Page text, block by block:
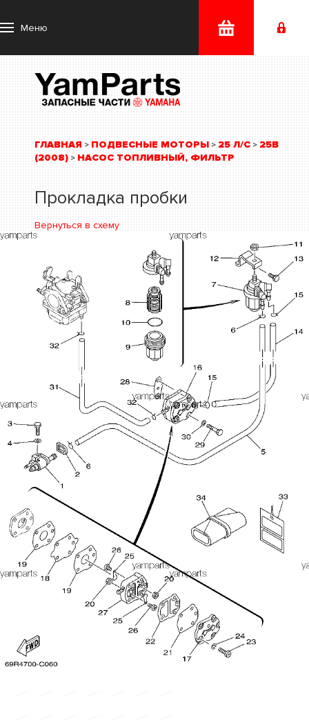
Меню
ГЛАВНАЯ > ПОДВЕСНЫЕ МОТОРЫ > 25 Л/С > 25B
(2008) > НАСОС ТОПЛИВНЫЙ, ФИЛЬТР
Прокладка пробки
Вернуться в схему